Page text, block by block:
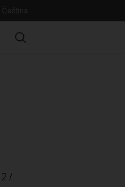
Search
/